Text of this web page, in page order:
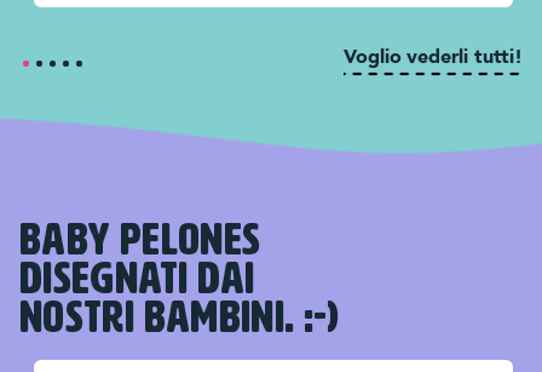
Voglio vederli tutti!
BABY PELONES
DISEGNATI DAI
NOSTRI BAMBINI. :-)